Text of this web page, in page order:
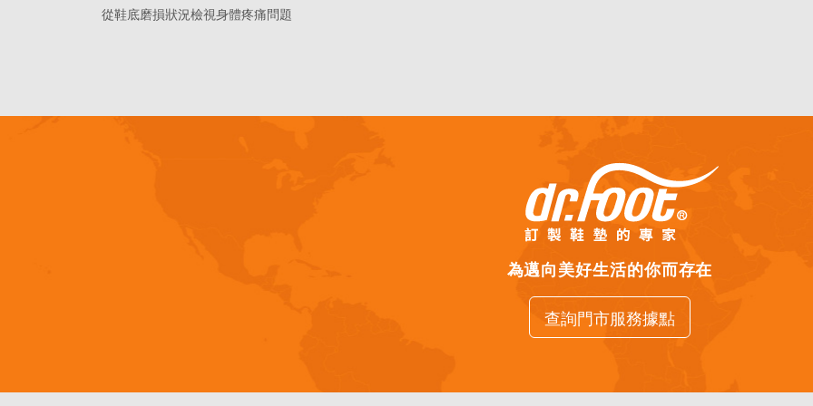
從鞋底磨損狀況檢視身體疼痛問題
為邁向美好生活的你而存在
查詢門市服務據點